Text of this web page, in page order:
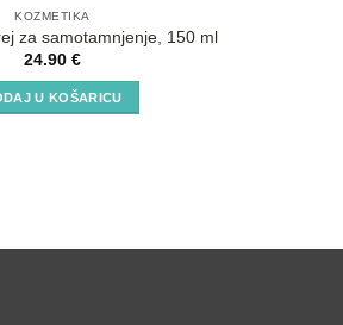
KOZMETIKA
za samotamnjenje, 150 ml
24.90 €
U KOŠARICU